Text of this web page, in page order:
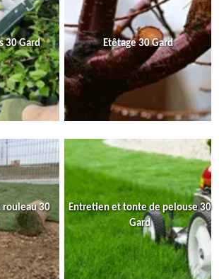
30 Gard Etêtage 30 Gard
rouleau 30
Entretien et tonte de pelouse 30
Gard